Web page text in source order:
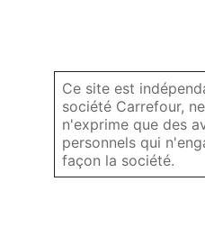
Ce site est
société Carrefour,
n'exprime que des
personnels qui
façon la société.